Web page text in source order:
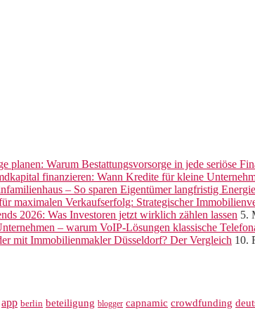
planen: Warum Bestattungsvorsorge in jede seriöse
finanzieren: Wann Kredite für kleine
– So sparen Eigentümer langfristig
maximalen Verkaufserfolg: Strategischer
2026: Was Investoren jetzt wirklich zählen lassen 5.
– warum VoIP-Lösungen klassische
mit Immobilienmakler Düsseldorf? Der Vergleich 10.
app berlin beteiligung blogger capnamic crowdfunding